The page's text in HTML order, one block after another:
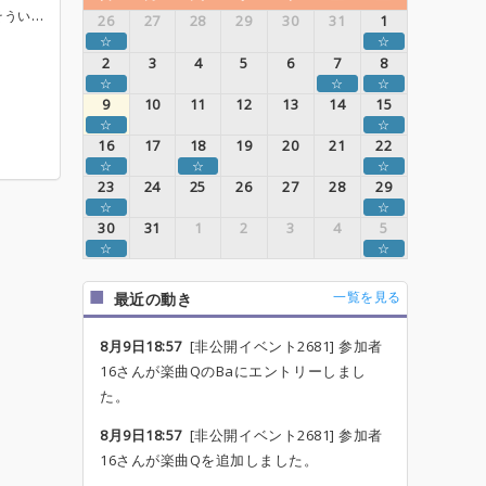
リーなど随時ルールについて、LINEオープンチャットで説明を行います。 ・今回は女性ボーカルのみ募集します。
26
27 28 29 30 31 1
☆ ☆
2 3 4 5 6 7 8
☆ ☆ ☆
9 10 11 12 13 14 15
☆ ☆
16 17 18 19 20 21 22
☆ ☆ ☆
23 24 25 26 27 28 29
☆ ☆
30 31 1 2 3 4 5
☆ ☆
最近の動き 一覧を見る
8月9日18:57[非公開イベント2681] 参加者
16さんが楽曲QのBaにエントリーしまし
た。
8月9日18:57[非公開イベント2681] 参加者
16さんが楽曲Qを追加しました。